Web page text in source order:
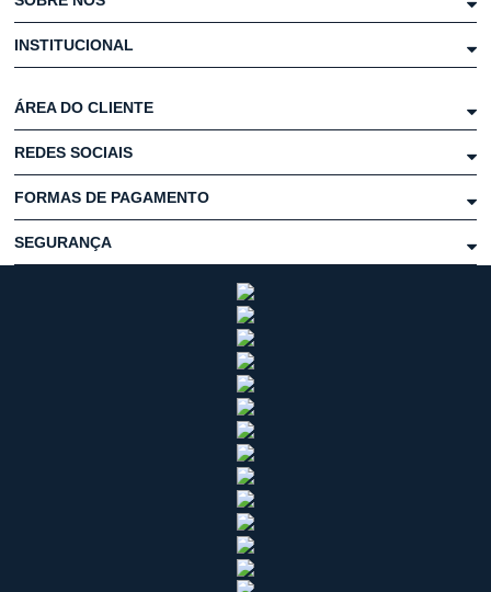
INSTITUCIONAL
ÁREA DO CLIENTE
REDES SOCIAIS
FORMAS DE PAGAMENTO
SEGURANÇA